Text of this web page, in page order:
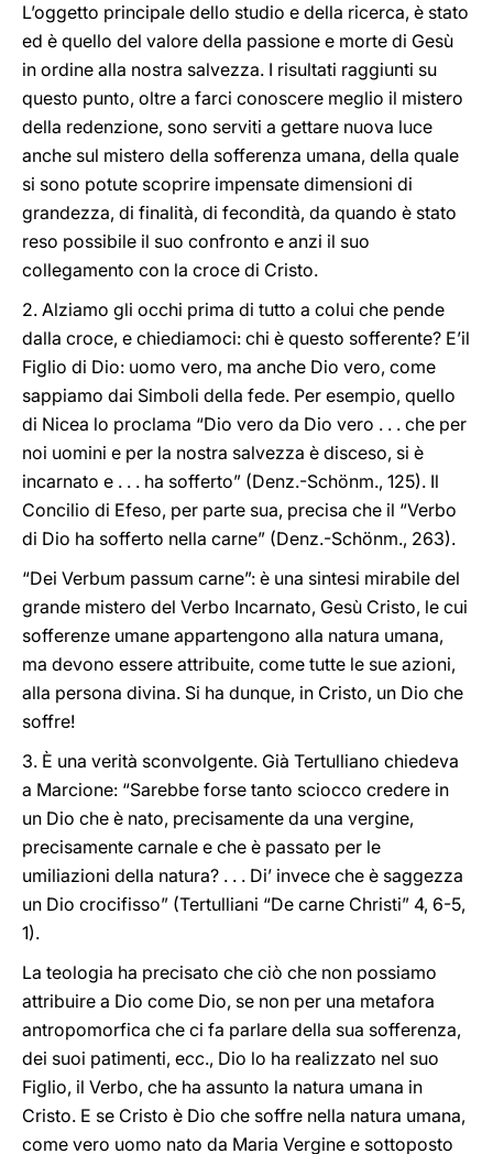
L’oggetto principale dello studio e della ricerca, è stato
ed è quello del valore della passione e morte di Gesù
in ordine alla nostra salvezza. I risultati raggiunti su
questo punto, oltre a farci conoscere meglio il mistero
della redenzione, sono serviti a gettare nuova luce
anche sul mistero della sofferenza umana, della quale
si sono potute scoprire impensate dimensioni di
grandezza, di finalità, di fecondità, da quando è stato
reso possibile il suo confronto e anzi il suo
collegamento con la croce di Cristo.
2. Alziamo gli occhi prima di tutto a colui che pende
dalla croce, e chiediamoci: chi è questo sofferente? E’il
Figlio di Dio: uomo vero, ma anche Dio vero, come
sappiamo dai Simboli della fede. Per esempio, quello
di Nicea lo proclama “Dio vero da Dio vero . . . che per
noi uomini e per la nostra salvezza è disceso, si è
incarnato e . . . ha sofferto” (Denz.-Schönm., 125). Il
Concilio di Efeso, per parte sua, precisa che il “Verbo
di Dio ha sofferto nella carne” (Denz.-Schönm., 263).
“Dei Verbum passum carne”: è una sintesi mirabile del
grande mistero del Verbo Incarnato, Gesù Cristo, le cui
sofferenze umane appartengono alla natura umana,
ma devono essere attribuite, come tutte le sue azioni,
alla persona divina. Si ha dunque, in Cristo, un Dio che
soffre!
3. È una verità sconvolgente. Già Tertulliano chiedeva
a Marcione: “Sarebbe forse tanto sciocco credere in
un Dio che è nato, precisamente da una vergine,
precisamente carnale e che è passato per le
umiliazioni della natura? . . . Di’ invece che è saggezza
un Dio crocifisso” (Tertulliani “De carne Christi” 4, 6-5,
1).
La teologia ha precisato che ciò che non possiamo
attribuire a Dio come Dio, se non per una metafora
antropomorfica che ci fa parlare della sua sofferenza,
dei suoi patimenti, ecc., Dio lo ha realizzato nel suo
Figlio, il Verbo, che ha assunto la natura umana in
Cristo. E se Cristo è Dio che soffre nella natura umana,
come vero uomo nato da Maria Vergine e sottoposto